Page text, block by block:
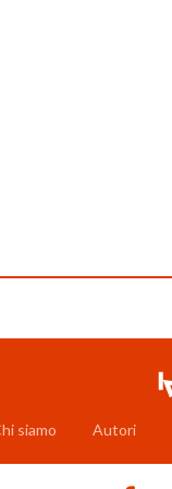
siamo Autori